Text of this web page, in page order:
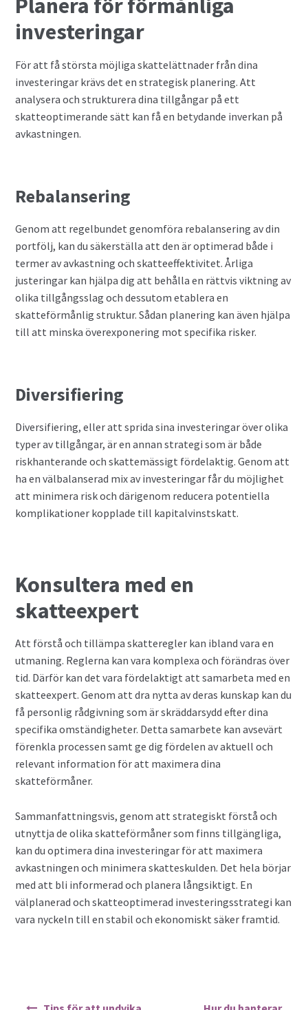
Planera för förmånliga
investeringar
För att få största möjliga skattelättnader från dina
investeringar krävs det en strategisk planering. Att
analysera och strukturera dina tillgångar på ett
skatteoptimerande sätt kan få en betydande inverkan på
avkastningen.
Rebalansering
Genom att regelbundet genomföra rebalansering av din
portfölj, kan du säkerställa att den är optimerad både i
termer av avkastning och skatteeffektivitet. Årliga
justeringar kan hjälpa dig att behålla en rättvis viktning av
olika tillgångsslag och dessutom etablera en
skatteförmånlig struktur. Sådan planering kan även hjälpa
till att minska överexponering mot specifika risker.
Diversifiering
Diversifiering, eller att sprida sina investeringar över olika
typer av tillgångar, är en annan strategi som är både
riskhanterande och skattemässigt fördelaktig. Genom att
ha en välbalanserad mix av investeringar får du möjlighet
att minimera risk och därigenom reducera potentiella
komplikationer kopplade till kapitalvinstskatt.
Konsultera med en
skatteexpert
Att förstå och tillämpa skatteregler kan ibland vara en
utmaning. Reglerna kan vara komplexa och förändras över
tid. Därför kan det vara fördelaktigt att samarbeta med en
skatteexpert. Genom att dra nytta av deras kunskap kan du
få personlig rådgivning som är skräddarsydd efter dina
specifika omständigheter. Detta samarbete kan avsevärt
förenkla processen samt ge dig fördelen av aktuell och
relevant information för att maximera dina
skatteförmåner.
Sammanfattningsvis, genom att strategiskt förstå och
utnyttja de olika skatteförmåner som finns tillgängliga,
kan du optimera dina investeringar för att maximera
avkastningen och minimera skatteskulden. Det hela börjar
med att bli informerad och planera långsiktigt. En
välplanerad och skatteoptimerad investeringsstrategi kan
vara nyckeln till en stabil och ekonomiskt säker framtid.